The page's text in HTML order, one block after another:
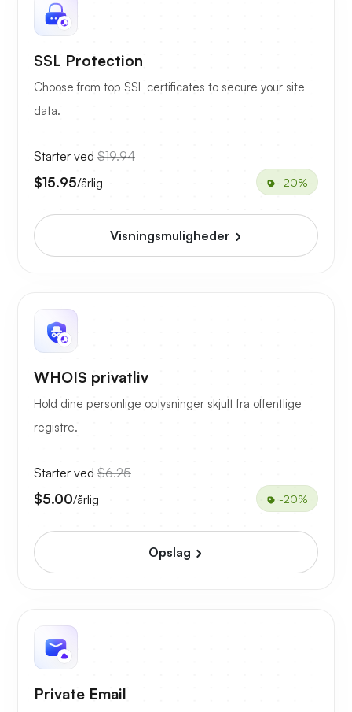
SSL Protection
Choose from top SSL certificates to secure your site
data.
Starter ved $19.94
$15.95/årlig -20%
Visningsmuligheder
WHOIS privatliv
Hold dine personlige oplysninger skjult fra offentlige
registre.
Starter ved $6.25
$5.00/årlig -20%
Opslag
Private Email